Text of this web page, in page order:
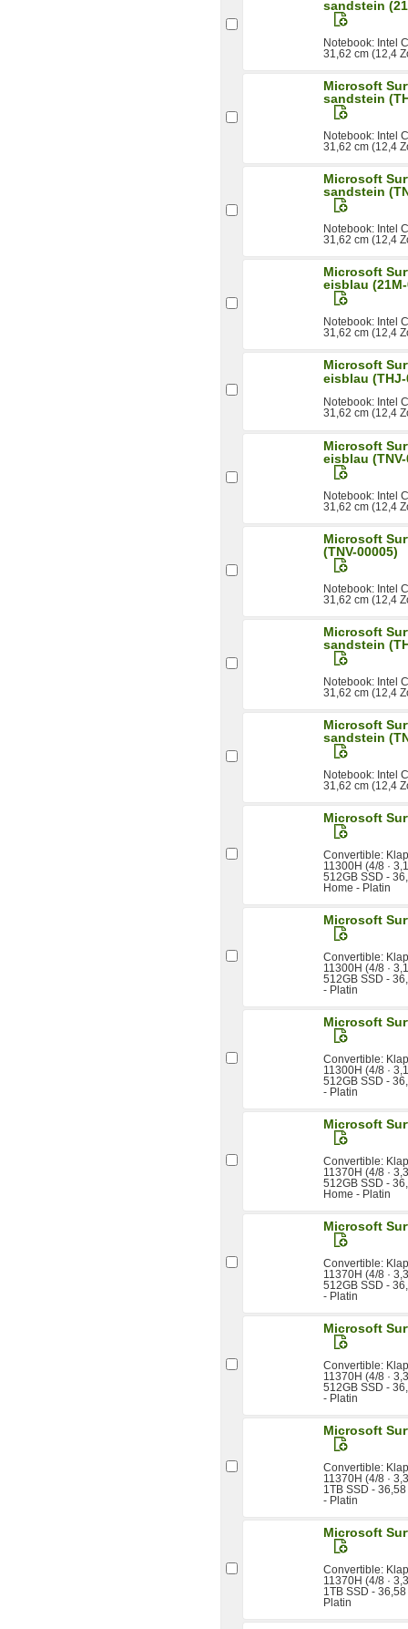
sandstein
Notebook: Intel
31,62 cm (12,4
Microsoft
sandstein
Notebook: Intel
31,62 cm (12,4
Microsoft
sandstein
Notebook: Intel
31,62 cm (12,4
Microsoft
eisblau
Notebook: Intel
31,62 cm (12,4
Microsoft
eisblau (THJ-
Notebook: Intel
31,62 cm (12,4
Microsoft
eisblau
Notebook: Intel
31,62 cm (12,4
Microsoft
(TNV-00005)
Notebook: Intel
31,62 cm (12,4
Microsoft
sandstein
Notebook: Intel
31,62 cm (12,4
Microsoft
sandstein
Notebook: Intel
31,62 cm (12,4
Microsoft
Convertible:
11300H (4/8 ·
512GB SSD -
Home - Platin
Microsoft
Convertible:
11300H (4/8 ·
512GB SSD -
- Platin
Microsoft
Convertible:
11300H (4/8 ·
512GB SSD -
- Platin
Microsoft
Convertible:
11370H (4/8 ·
512GB SSD -
Home - Platin
Microsoft
Convertible:
11370H (4/8 ·
512GB SSD -
- Platin
Microsoft
Convertible:
11370H (4/8 ·
512GB SSD -
- Platin
Microsoft
Convertible:
11370H (4/8 ·
1TB SSD -
- Platin
Microsoft
Convertible:
11370H (4/8 ·
1TB SSD -
Platin